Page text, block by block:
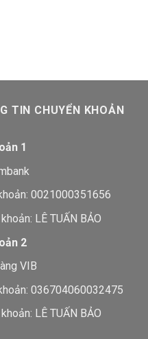
TIN CHUYỂN KHOẢN
1
0021000351656
LÊ TUẤN BẢO
2
VIB
036704060032475
LÊ TUẤN BẢO